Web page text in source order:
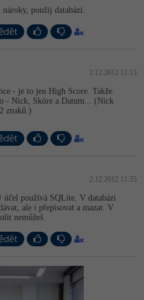
použij databázi.
2.12.2012 11:13
- je to jen High Score. Takže
- Nick, Skóre a Datum... (Nick
znaků.)
2.12.2012 11:35
účel používá SQLite. V databázi
ale i přepisovat a mazat. V
nemůžeš.